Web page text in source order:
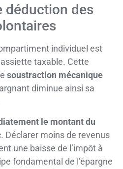
déduction des
individuel est
taxable. Cette
soustraction mécanique
diminue ainsi sa
le montant du
. Déclarer moins de revenus
une baisse de l’impôt à
fondamental de l’épargne